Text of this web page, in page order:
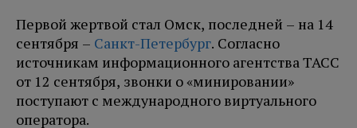
Первой жертвой стал Омск, последней – на 14
сентября – Санкт-Петербург. Согласно
источникам информационного агентства ТАСС
от 12 сентября, звонки о «минировании»
поступают с международного виртуального
оператора.